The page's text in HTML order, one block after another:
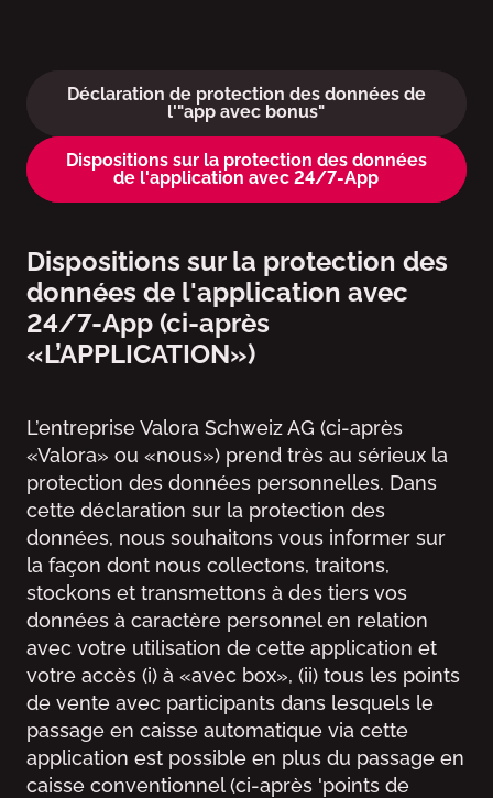
Déclaration de protection des données de
l'"app avec bonus"
Dispositions sur la protection des données
de l'application avec 24/7-App
Dispositions sur la protection des
données de l'application avec
24/7-App (ci-après
«L’APPLICATION»)
L’entreprise Valora Schweiz AG (ci-après
«Valora» ou «nous») prend très au sérieux la
protection des données personnelles. Dans
cette déclaration sur la protection des
données, nous souhaitons vous informer sur
la façon dont nous collectons, traitons,
stockons et transmettons à des tiers vos
données à caractère personnel en relation
avec votre utilisation de cette application et
votre accès (i) à «avec box», (ii) tous les points
de vente avec participants dans lesquels le
passage en caisse automatique via cette
application est possible en plus du passage en
caisse conventionnel (ci-après 'points de